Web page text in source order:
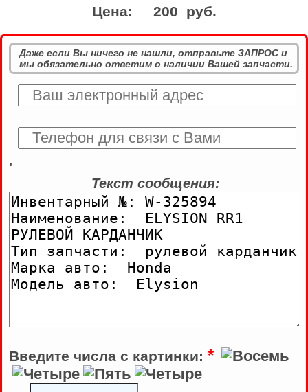
Цена: 200 руб.
Даже если Вы ничего не нашли, отправьте ЗАПРОС и
мы обязательно ответим о наличии Вашей запчасти.
'
Текст сообщения:
Введите числа с картинки: *